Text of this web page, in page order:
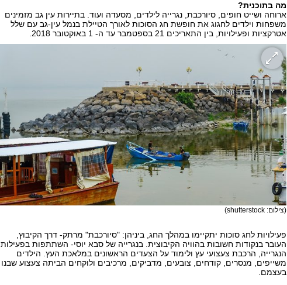
מה בתוכנית?
ארוחה ושייט חופים, סיורכבת, נגרייה לילדים, מסעדה ועוד. בתיירות עין גב מזמינים
משפחות וילדים לחגוג את חופשת חג הסוכות לאורך הטיילת בנמל עין-גב עם שלל
אטרקציות ופעילויות, בין התאריכים 21 בספטמבר עד ה- 1 באוקטובר 2018.
(צילום: shutterstock)
פעילויות לחג סוכות יתקיימו במהלך החג, ביניהן: "סיורכבת" מרתק- דרך הקיבוץ,
העובר בנקודות חשובות בהוויה הקיבוצית. בנגרייה של סבא יוסי- השתתפות בפעילות
הנגרייה, הרכבת צעצועי עץ ולימוד על הצעדים הראשונים במלאכת העץ. הילדים
משייפים, מנסרים, קודחים, צובעים, מדביקים, מרכיבים ולוקחים הביתה צעצוע שבנו
בעצמם.